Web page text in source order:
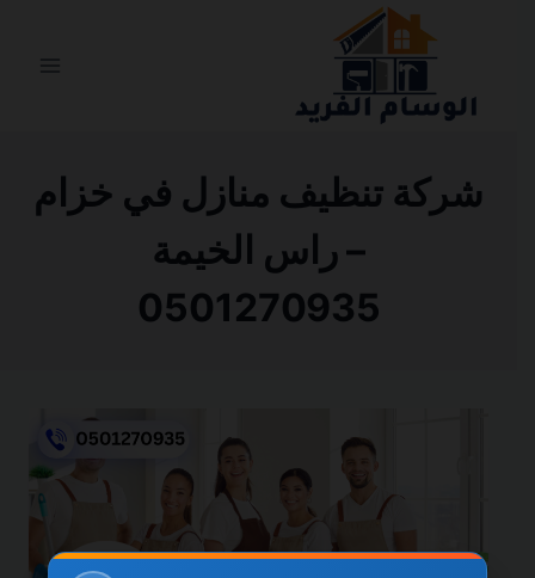
شركة تنظيف منازل في خزام
– راس الخيمة
0501270935